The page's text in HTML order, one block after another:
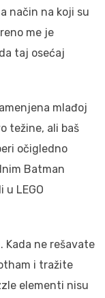
način na koji su
me je
taj osećaj
mlađoj
težine, ali baš
očigledno
Batman
LEGO
Kada ne rešavate
i tražite
elementi nisu